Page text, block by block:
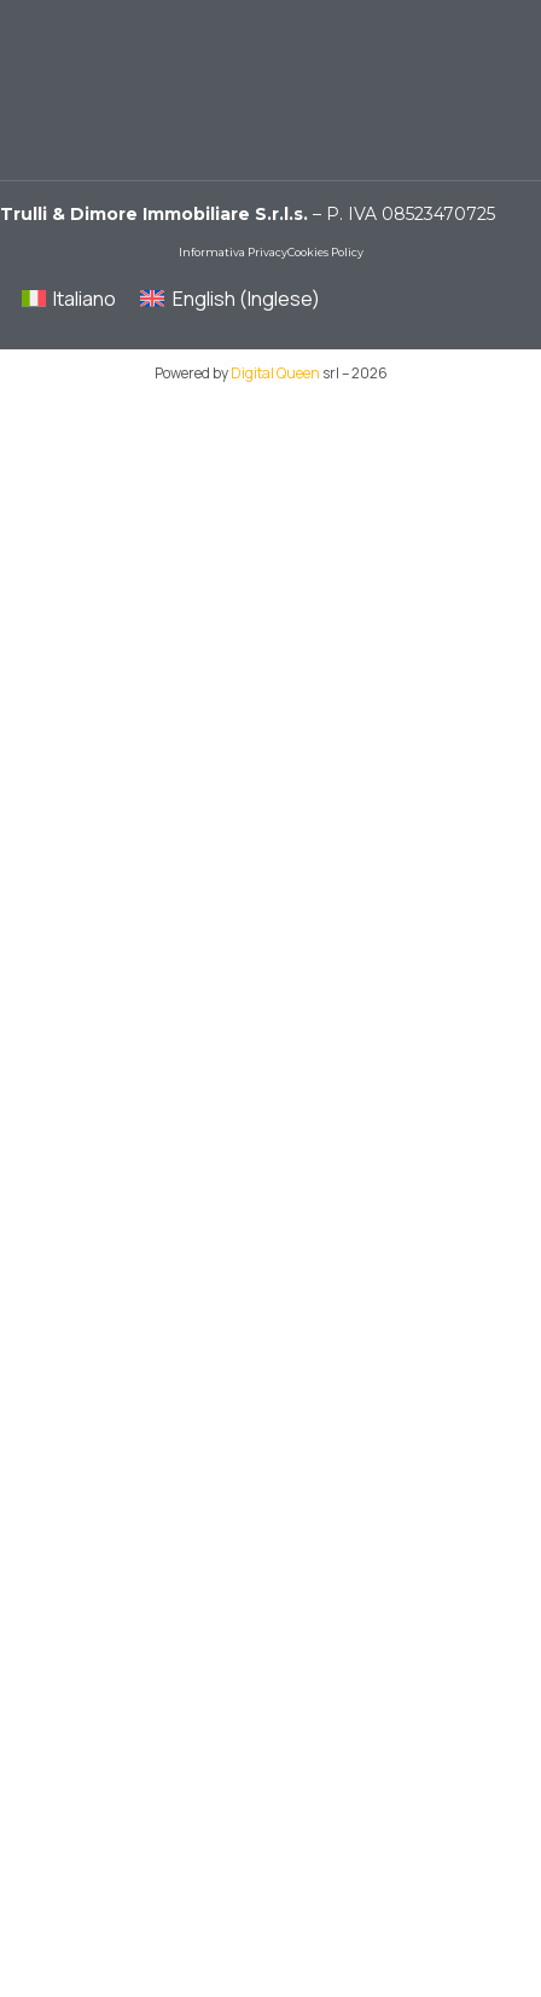
Trulli & Dimore Immobiliare S.r.l.s. – P. IVA 08523470725
Informativa PrivacyCookies Policy
Italiano English (Inglese)
Powered byDigital Queen srl – 2026